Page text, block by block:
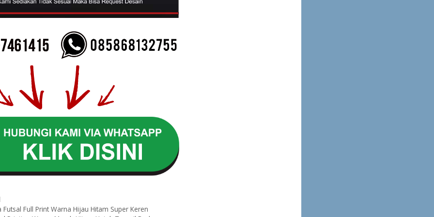
Futsal Full Print Warna Hijau Hitam Super Keren